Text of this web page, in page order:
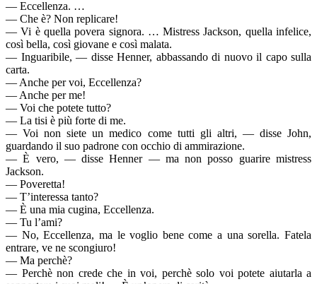
— Eccellenza. …
— Che è? Non replicare!
— Vi è quella povera signora. … Mistress Jackson, quella infelice,
così bella, così giovane e così malata.
— Inguaribile, — disse Henner, abbassando di nuovo il capo sulla
carta.
— Anche per voi, Eccellenza?
— Anche per me!
— Voi che potete tutto?
— La tisi è più forte di me.
— Voi non siete un medico come tutti gli altri, — disse John,
guardando il suo padrone con occhio di ammirazione.
— È vero, — disse Henner — ma non posso guarire mistress
Jackson.
— Poveretta!
— T’interessa tanto?
— È una mia cugina, Eccellenza.
— Tu l’ami?
— No, Eccellenza, ma le voglio bene come a una sorella. Fatela
entrare, ve ne scongiuro!
— Ma perchè?
— Perchè non crede che in voi, perchè solo voi potete aiutarla a